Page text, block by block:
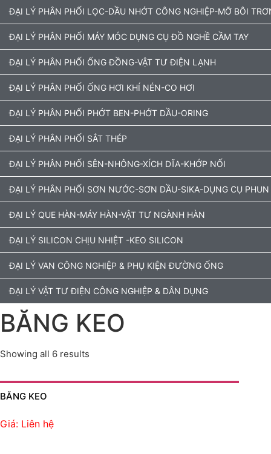
ĐẠI LÝ PHÂN PHỐI LỌC-DẦU NHỚT CÔNG NGHIỆP-MỠ BÔI
ĐẠI LÝ PHÂN PHỐI MÁY MÓC DỤNG CỤ ĐỒ NGHỀ CẦM TAY
ĐẠI LÝ PHÂN PHỐI ỐNG ĐỒNG-VẬT TƯ ĐIỆN LẠNH
ĐẠI LÝ PHÂN PHỐI ỐNG HƠI KHÍ NÉN-CO HƠI
ĐẠI LÝ PHÂN PHỐI PHỚT BEN-PHỚT DẦU-ORING
ĐẠI LÝ PHÂN PHỐI SẮT THÉP
ĐẠI LÝ PHÂN PHỐI SÊN-NHÔNG-XÍCH DĨA-KHỚP NỐI
ĐẠI LÝ PHÂN PHỐI SƠN NƯỚC-SƠN DẦU-SIKA-DỤNG CỤ
ĐẠI LÝ QUE HÀN-MÁY HÀN-VẬT TƯ NGÀNH HÀN
ĐẠI LÝ SILICON CHỊU NHIỆT -KEO SILICON
ĐẠI LÝ VAN CÔNG NGHIỆP & PHỤ KIỆN ĐƯỜNG ỐNG
ĐẠI LÝ VẬT TƯ ĐIỆN CÔNG NGHIỆP & DÂN DỤNG
BĂNG KEO
Showing all 6 results
BĂNG KEO
Giá: Liên hệ